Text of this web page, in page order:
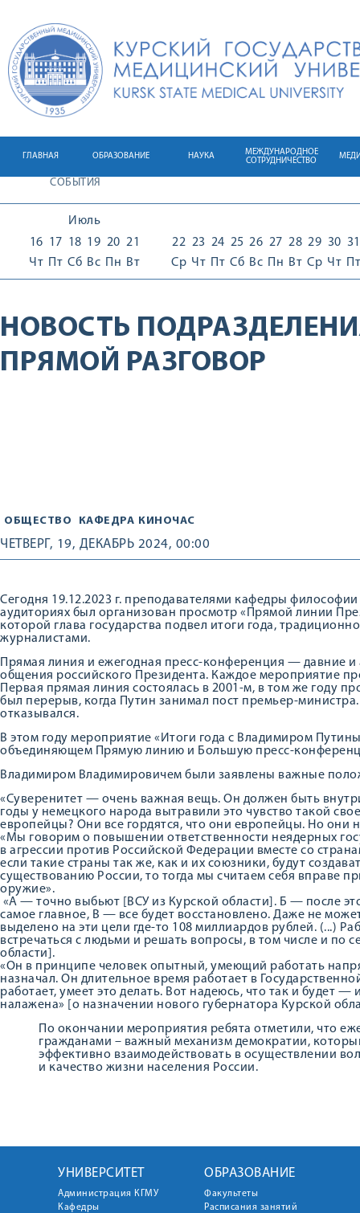
ГЛАВНАЯ ОБРАЗОВАНИЕ НАУКА
МЕЖДУНАРОДНОЕ
СОТРУДНИЧЕСТВО
СОБЫТИЯ
Июль
16
Чт
17
Пт
18
Сб
19
Вс
20
Пн
21
Вт
22
Ср
23
Чт
24
Пт
25
Сб
26
Вс
27
Пн
28
Вт
29
Ср
30
Чт
31
Пт
НОВОСТЬ
ПРЯМОЙ РАЗГОВОР
ОБЩЕСТВО КАФЕДРА КИНОЧАС
ЧЕТВЕРГ, 19, ДЕКАБРЬ 2024, 00:00
Сегодня 19.12.2023 г. преподавателями кафедры
аудиториях был организован просмотр «Прямой линии
которой глава государства подвел итоги года,
журналистами.
Прямая линия и ежегодная пресс-конференция — давние
общения российского Президента. Каждое мероприятие
Первая прямая линия состоялась в 2001-м, в том же году
был перерыв, когда Путин занимал пост премьер-
отказывался.
В этом году мероприятие «Итоги года с Владимиром
объединяющем Прямую линию и Большую пресс-
Владимиром Владимировичем были заявлены важные
«Суверенитет — очень важная вещь. Он должен быть
годы у немецкого народа вытравили это чувство такой
европейцы? Они все гордятся, что они европейцы. Но они
«Мы говорим о повышении ответственности неядерных
в агрессии против Российской Федерации вместе со
если такие страны так же, как и их союзники, будут
существованию России, то тогда мы считаем себя вправе
оружие».
«А — точно выбьют [ВСУ из Курской области]. Б — после
самое главное, В — все будет восстановлено. Даже не
выделено на эти цели где-то 108 миллиардов рублей. (...)
встречаться с людьми и решать вопросы, в том числе и по
области].
«Он в принципе человек опытный, умеющий работать
назначал. Он длительное время работает в
работает, умеет это делать. Вот надеюсь, что так и будет
налажена» [о назначении нового губернатора Курской
По окончании мероприятия ребята отметили, что
гражданами – важный механизм демократии,
эффективно взаимодействовать в осуществлении
и качество жизни населения России.
УНИВЕРСИТЕТ
Администрация КГМУ
Кафедры
ОБРАЗОВАНИЕ
Факультеты
Расписания занятий